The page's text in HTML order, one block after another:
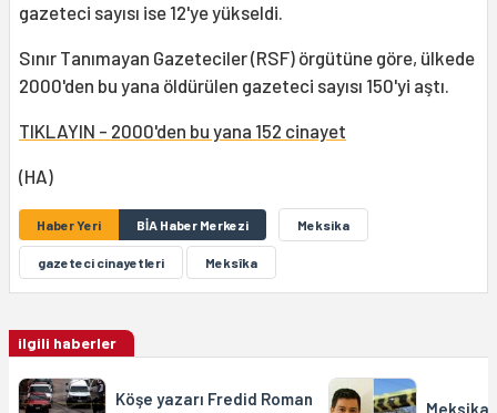
gazeteci sayısı ise 12'ye yükseldi.
Sınır Tanımayan Gazeteciler (RSF) örgütüne göre, ülkede
2000'den bu yana öldürülen gazeteci sayısı 150'yi aştı.
TIKLAYIN - 2000'den bu yana 152 cinayet
(HA)
Haber Yeri BİA Haber Merkezi Meksika
gazeteci cinayetleri Meksîka
ilgili haberler
Köşe yazarı Fredid Roman